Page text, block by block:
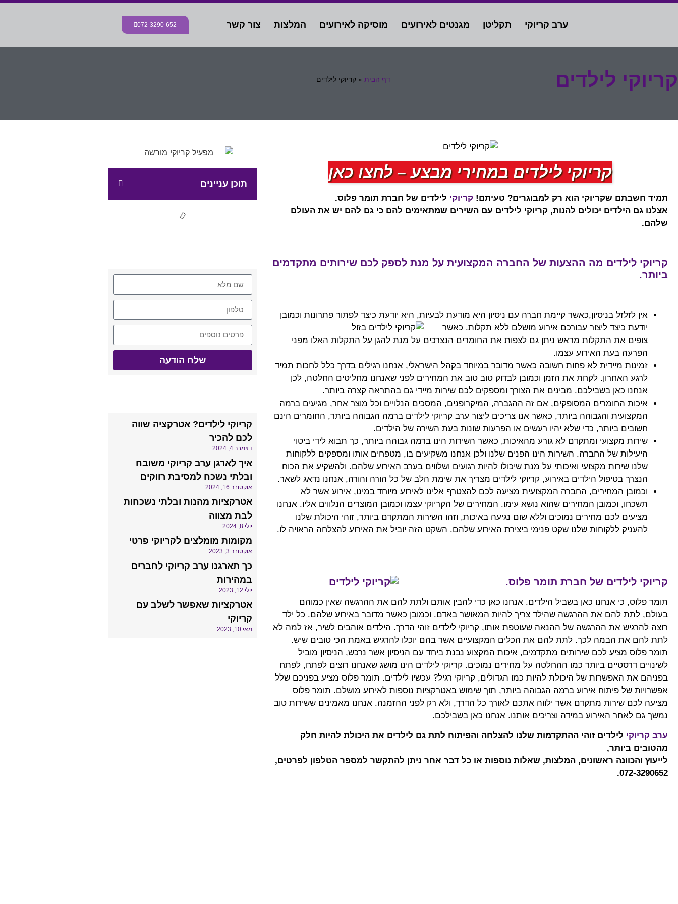
ערב קריוקי תקליטן מגנטים לאירועים מוסיקה לאירועים המלצות צור קשר 072-3290-652
קריוקי לילדים דף הבית » קריוקי לילדים
קריוקי לילדים במחירי מבצע – לחצו כאן
תמיד חשבתם שקריוקי הוא רק למבוגרים? טעיתם! קריוקי לילדים של חברת תומר פלוס.
אצלנו גם הילדים יכולים להנות, קריוקי לילדים עם השירים שמתאימים להם כי גם להם יש את העולם
שלהם.
קריוקי לילדים מה ההצעות של החברה המקצועית על מנת לספק לכם שירותים מתקדמים
ביותר.
אין לזלזל בניסיון,כאשר קיימת חברה עם ניסיון היא מודעת לבעיות, היא יודעת כיצד לפתור פתרונות וכמובן
יודעת כיצד ליצור עבורכם אירוע מושלם ללא תקלות. כאשר
צופים את התקלות מראש ניתן גם לצפות את החומרים הנצרכים על מנת להגן על התקלות האלו מפני
הפרעה בעת האירוע עצמו.
זמינות מיידית לא פחות חשובה כאשר מדובר במיוחד בקהל הישראלי, אנחנו רגילים בדרך כלל לחכות תמיד
לרגע האחרון. לקחת את הזמן וכמובן לבדוק טוב טוב את המחירים לפני שאנחנו מחליטים החלטה, לכן
אנחנו כאן בשבילכם. מבינים את הצורך ומספקים לכם שירות מיידי גם בהתראה קצרה ביותר.
איכות החומרים המסופקים, אם זה ההגברה, המיקרופנים, המסכים הנלויים וכל מוצר אחר, מגיעים ברמה
המקצועית והגבוהה ביותר, כאשר אנו צריכים ליצור ערב קריוקי לילדים ברמה הגבוהה ביותר, החומרים הינם
חשובים ביותר, כדי שלא יהיו רעשים או הפרעות שונות בעת השירה של הילדים.
שירות מקצועי ומתקדם לא גורע מהאיכות, כאשר השירות הינו ברמה גבוהה ביותר, כך תבוא לידי ביטוי
היעילות של החברה. השירות הינו הפנים שלנו ולכן אנחנו משקיעים בו, מטפחים אותו ומספקים ללקוחות
שלנו שירות מקצועי ואיכותי על מנת שיכולו להיות רגועים ושלווים בערב האירוע שלהם. ולהשקיע את הכוח
הנצרך בטיפול הילדים באירוע, קריוקי לילדים מצריך את שימת הלב של כל הורה והורה, אנחנו נדאג לשאר.
וכמובן המחירים, החברה המקצועית מציעה לכם להצטרף אלינו לאירוע מיוחד במינו, אירוע אשר לא
תשכחו, וכמובן המחירים שהוא נושא עימו. המחירים של הקריוקי עצמו וכמובן המוצרים הנלווים אליו. אנחנו
מציעים לכם מחירים נמוכים וללא שום נגיעה באיכות, וזהו השירות המתקדם ביותר, זוהי היכולת שלנו
להעניק ללקוחות שלנו שקט פנימי ביצירת האירוע שלהם. השקט הזה יוביל את האירוע להצלחה הראויה לו.
קריוקי לילדים של חברת תומר פלוס.
תומר פלוס, כי אנחנו כאן בשביל הילדים. אנחנו כאן כדי להבין אותם ולתת להם את ההרגשה שאין כמוהם
בעולם, לתת להם את ההרגשה שהילד צריך להיות המאושר באדם. וכמובן כאשר מדובר באירוע שלהם. כל ילד
רוצה להרגיש את ההרגשה של ההנאה שעוטפת אותו, קריוקי לילדים זוהי הדרך. הילדים אוהבים לשיר, אז למה לא
לתת להם את הבמה לכך. לתת להם את הכלים המקצועיים אשר בהם יוכלו להרגיש באמת הכי טובים שיש.
תומר פלוס מציע לכם שירותים מתקדמים, איכות המקצוע נבנת ביחד עם הניסיון אשר נרכש, הניסיון מוביל
לשינויים דרסטיים ביותר כמו ההחלטה על מחירים נמוכים. קריוקי לילדים הינו מושג שאנחנו רוצים לפתח, לפתח
בפניהם את האפשרות של היכולת להיות כמו הגדולים, קריוקי רגיל? עכשיו לילדים. תומר פלוס מציע בפניכם שלל
אפשרויות של פיתוח אירוע ברמה הגבוהה ביותר, תוך שימוש באטרקציות נוספות לאירוע מושלם. תומר פלוס
מציעה לכם שירות מתקדם אשר ילווה אתכם לאורך כל הדרך, ולא רק לפני ההזמנה. אנחנו מאמינים ששירות טוב
נמשך גם לאחר האירוע במידה וצריכים אותנו. אנחנו כאן בשבילכם.
ערב קריוקי לילדים זוהי ההתקדמות שלנו להצלחה והפיתוח לתת גם לילדים את היכולת להיות חלק
מהטובים ביותר,
לייעוץ והכוונה ראשונים, המלצות, שאלות נוספות או כל דבר אחר ניתן להתקשר למספר הטלפון לפרטים,
072-3290652.
תוכן עניינים
שלח הודעה
קריוקי לילדים? אטרקציה שווה
לכם להכיר
דצמבר 4, 2024
איך לארגן ערב קריוקי משובח
ובלתי נשכח למסיבת רווקים
אוקטובר 16, 2024
אטרקציות מהנות ובלתי נשכחות
לבת מצווה
יולי 8, 2024
מקומות מומלצים לקריוקי פרטי
אוקטובר 3, 2023
כך תארגנו ערב קריוקי לחברים
במהירות
יולי 12, 2023
אטרקציות שאפשר לשלב עם
קריוקי
מאי 10, 2023